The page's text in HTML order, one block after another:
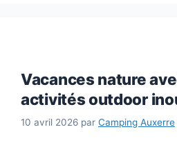
Vacances nature
activités outdoor
10 avril 2026 par Camping Auxerre